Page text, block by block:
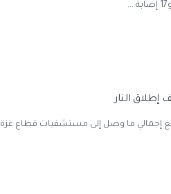
إجمالي ما وصل إلى مستشفيات قطاع غزة